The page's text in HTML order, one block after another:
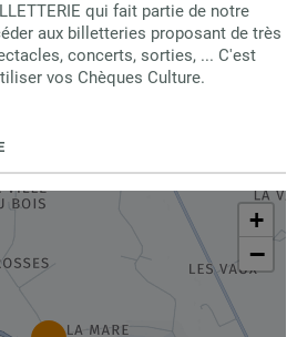
qui fait partie de notre
aux billetteries proposant de très
concerts, sorties, ... C'est
vos Chèques Culture.
+
−